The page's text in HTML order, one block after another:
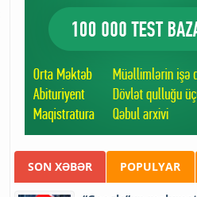
SON XƏBƏR POPULYAR